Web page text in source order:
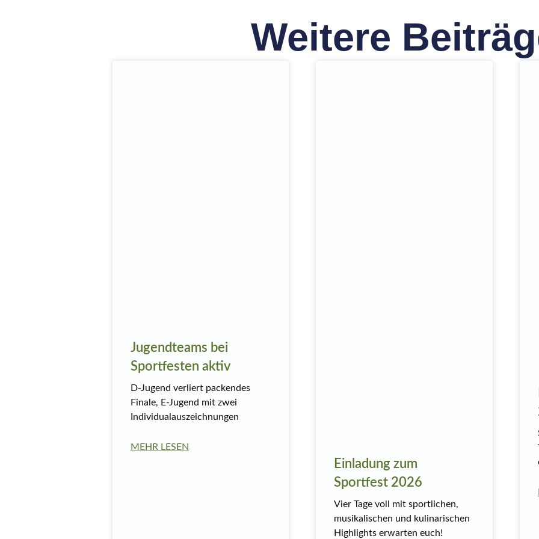
Weitere
Jugendteams bei
Sportfesten aktiv
D-Jugend verliert packendes
Finale, E-Jugend mit zwei
Individualauszeichnungen
MEHR LESEN
Einladung zum
Sportfest 2026
Vier Tage voll mit sportlichen,
musikalischen und kulinarischen
Highlights erwarten euch!